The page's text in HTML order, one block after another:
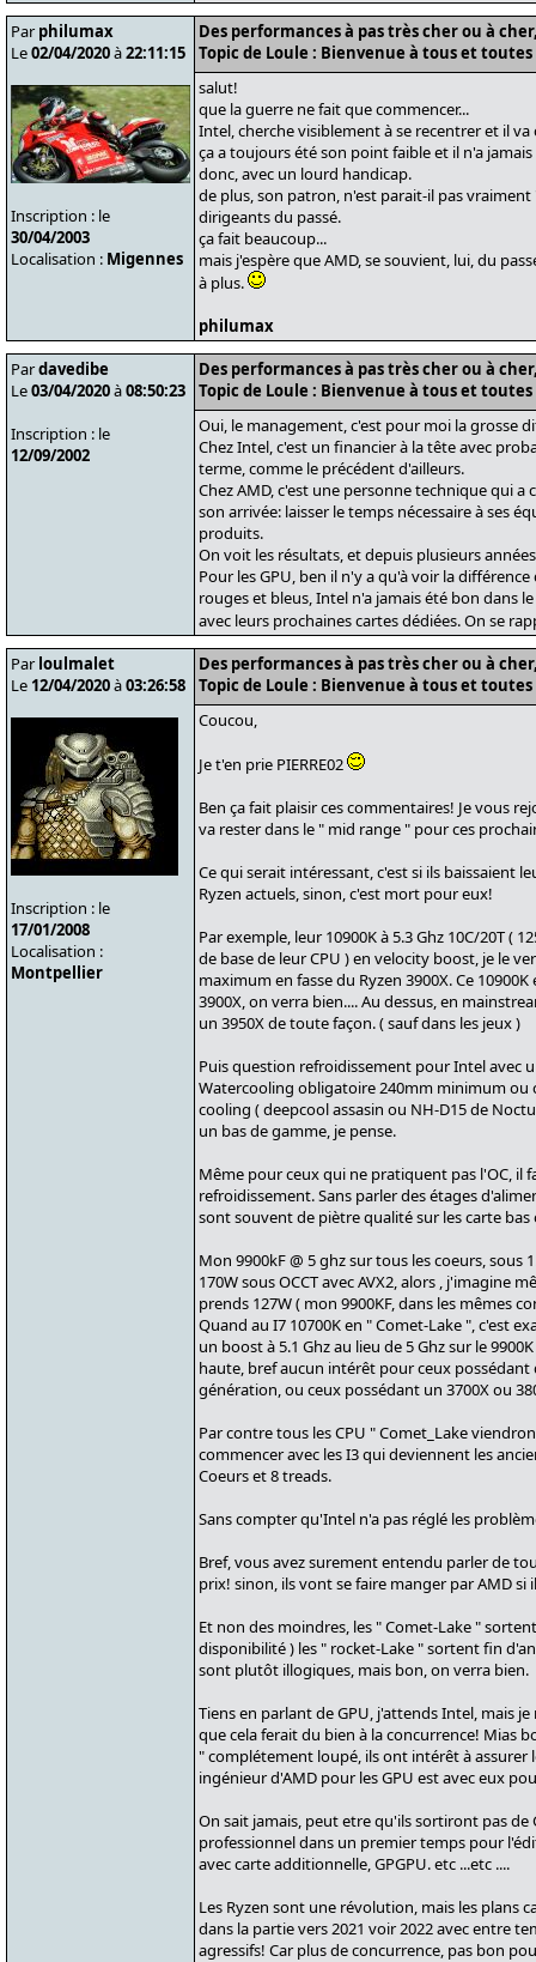
Par philumax
Le02/04/2020à22:11:15
Inscription : le
30/04/2003
Localisation : Migennes
Des performances à pas très cher ou à
Topic de Loule : Bienvenue à tous et toutes
salut!
que la guerre ne fait que commencer...
Intel, cherche visiblement à se recentrer et il va
ça a toujours été son point faible et il n'a
donc, avec un lourd handicap.
de plus, son patron, n'est parait-il pas
dirigeants du passé.
ça fait beaucoup...
mais j'espère que AMD, se souvient, lui, du
à plus.
philumax
Pardavedibe
Le03/04/2020à08:50:23
Inscription : le
12/09/2002
Des performances à pas très cher ou à
Topic de Loule : Bienvenue à tous et toutes
Oui, le management, c'est pour moi la grosse
Chez Intel, c'est un financier à la tête avec
terme, comme le précédent d'ailleurs.
Chez AMD, c'est une personne technique qui
son arrivée: laisser le temps nécessaire à ses
produits.
On voit les résultats, et depuis plusieurs
Pour les GPU, ben il n'y a qu'à voir la
rouges et bleus, Intel n'a jamais été bon dans
avec leurs prochaines cartes dédiées. On se
Par loulmalet
Le 12/04/2020à03:26:58
Inscription : le
17/01/2008
Localisation :
Montpellier
Des performances à pas très cher ou à
Topic de Loule : Bienvenue à tous et toutes
Coucou,
Je t'en prie PIERRE02
Ben ça fait plaisir ces commentaires! Je vous
va rester dans le " mid range " pour ces
Ce qui serait intéressant, c'est si ils baissaient
Ryzen actuels, sinon, c'est mort pour eux!
Par exemple, leur 10900K à 5.3 Ghz 10C/20T (
de base de leur CPU ) en velocity boost, je le
maximum en fasse du Ryzen 3900X. Ce
3900X, on verra bien.... Au dessus, en
un 3950X de toute façon. ( sauf dans les jeux )
Puis question refroidissement pour Intel avec
Watercooling obligatoire 240mm minimum ou
cooling ( deepcool assasin ou NH-D15 de
un bas de gamme, je pense.
Même pour ceux qui ne pratiquent pas l'OC, il
refroidissement. Sans parler des étages
sont souvent de piètre qualité sur les carte
Mon 9900kF @ 5 ghz sur tous les coeurs, sous
170W sous OCCT avec AVX2, alors , j'imagine
prends 127W ( mon 9900KF, dans les mêmes
Quand au I7 10700K en " Comet-Lake ", c'est
un boost à 5.1 Ghz au lieu de 5 Ghz sur le
haute, bref aucun intérêt pour ceux possédant
génération, ou ceux possédant un 3700X ou
Par contre tous les CPU " Comet_Lake
commencer avec les I3 qui deviennent les
Coeurs et 8 treads.
Sans compter qu'Intel n'a pas réglé les
Bref, vous avez surement entendu parler de
prix! sinon, ils vont se faire manger par AMD si
Et non des moindres, les " Comet-Lake "
disponibilité ) les " rocket-Lake " sortent fin
sont plutôt illogiques, mais bon, on verra bien.
Tiens en parlant de GPU, j'attends Intel, mais
que cela ferait du bien à la concurrence! Mias
" complétement loupé, ils ont intérêt à assurer
ingénieur d'AMD pour les GPU est avec eux
On sait jamais, peut etre qu'ils sortiront pas
professionnel dans un premier temps pour
avec carte additionnelle, GPGPU. etc ...etc ....
Les Ryzen sont une révolution, mais les plans
dans la partie vers 2021 voir 2022 avec entre
agressifs! Car plus de concurrence, pas bon